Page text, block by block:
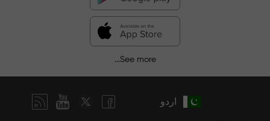
See more...
اردو